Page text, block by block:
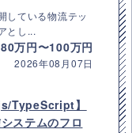
している物流テッ
とし...
万円〜100万円
2026年08月07日
TypeScript】
ステムのフロ